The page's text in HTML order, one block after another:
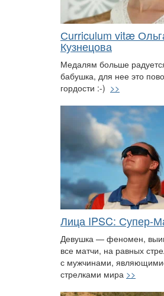
Сurriculum vitæ
Кузнецова
Медалям больше
бабушка, для нее это
гордости :-) >>
Лица IPSC: Супер-
Девушка — феномен,
все матчи, на равных
с мужчинами,
стрелками мира >>